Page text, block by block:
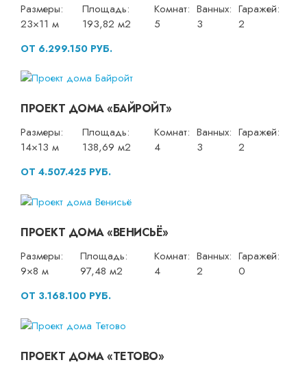
Размеры:
23×11 м
Площадь:
193,82 м2
Комнат:
5
Ванных:
3
Гаражей:
2
ОТ 6.299.150 РУБ.
ПРОЕКТ ДОМА «БАЙРОЙТ»
Размеры:
14×13 м
Площадь:
138,69 м2
Комнат:
4
Ванных:
3
Гаражей:
2
ОТ 4.507.425 РУБ.
ПРОЕКТ ДОМА «ВЕНИСЬЁ»
Размеры:
9×8 м
Площадь:
97,48 м2
Комнат:
4
Ванных:
2
Гаражей:
0
ОТ 3.168.100 РУБ.
ПРОЕКТ ДОМА «ТЕТОВО»